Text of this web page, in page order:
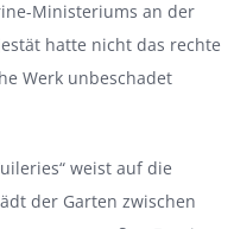
­Ministeriums an der
hatte nicht das rechte
Werk unbeschadet
weist auf die
der Garten zwischen